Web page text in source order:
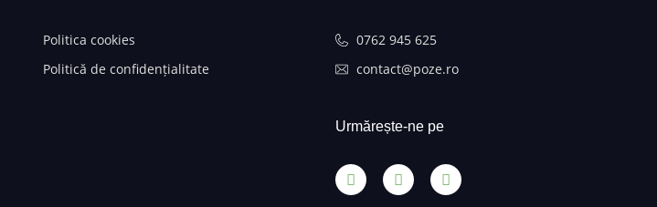
Politica cookies
Politică de confidențialitate
0762 945 625
contact@poze.ro
Urmărește-ne pe​